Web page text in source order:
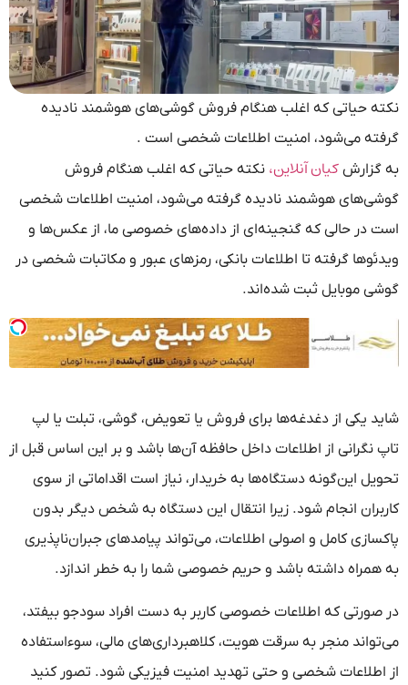
نکته‌ حیاتی که اغلب هنگام فروش گوشی‌های هوشمند نادیده
گرفته می‌شود، امنیت اطلاعات شخصی است .
به گزارش کیان آنلاین، نکته‌ حیاتی که اغلب هنگام فروش
گوشی‌های هوشمند نادیده گرفته می‌شود، امنیت اطلاعات شخصی
است در حالی که گنجینه‌ای از داده‌های خصوصی ما، از عکس‌ها و
ویدئوها گرفته تا اطلاعات بانکی، رمزهای عبور و مکاتبات شخصی در
گوشی موبایل ثبت شده‌اند.
شاید یکی از دغدغه‌ها برای فروش یا تعویض، گوشی، تبلت یا لپ
تاپ نگرانی از اطلاعات داخل حافظه آن‌ها باشد و بر این اساس قبل از
تحویل این‌گونه دستگاه‌ها به خریدار، نیاز است اقداماتی از سوی
کاربران انجام شود. زیرا انتقال این دستگاه به شخص دیگر بدون
پاکسازی کامل و اصولی اطلاعات، می‌تواند پیامدهای جبران‌ناپذیری
به همراه داشته باشد و حریم خصوصی شما را به خطر اندازد.
در صورتی که اطلاعات خصوصی کاربر به دست افراد سودجو بیفتد،
می‌تواند منجر به سرقت هویت، کلاهبرداری‌های مالی، سوءاستفاده
از اطلاعات شخصی و حتی تهدید امنیت فیزیکی شود. تصور کنید